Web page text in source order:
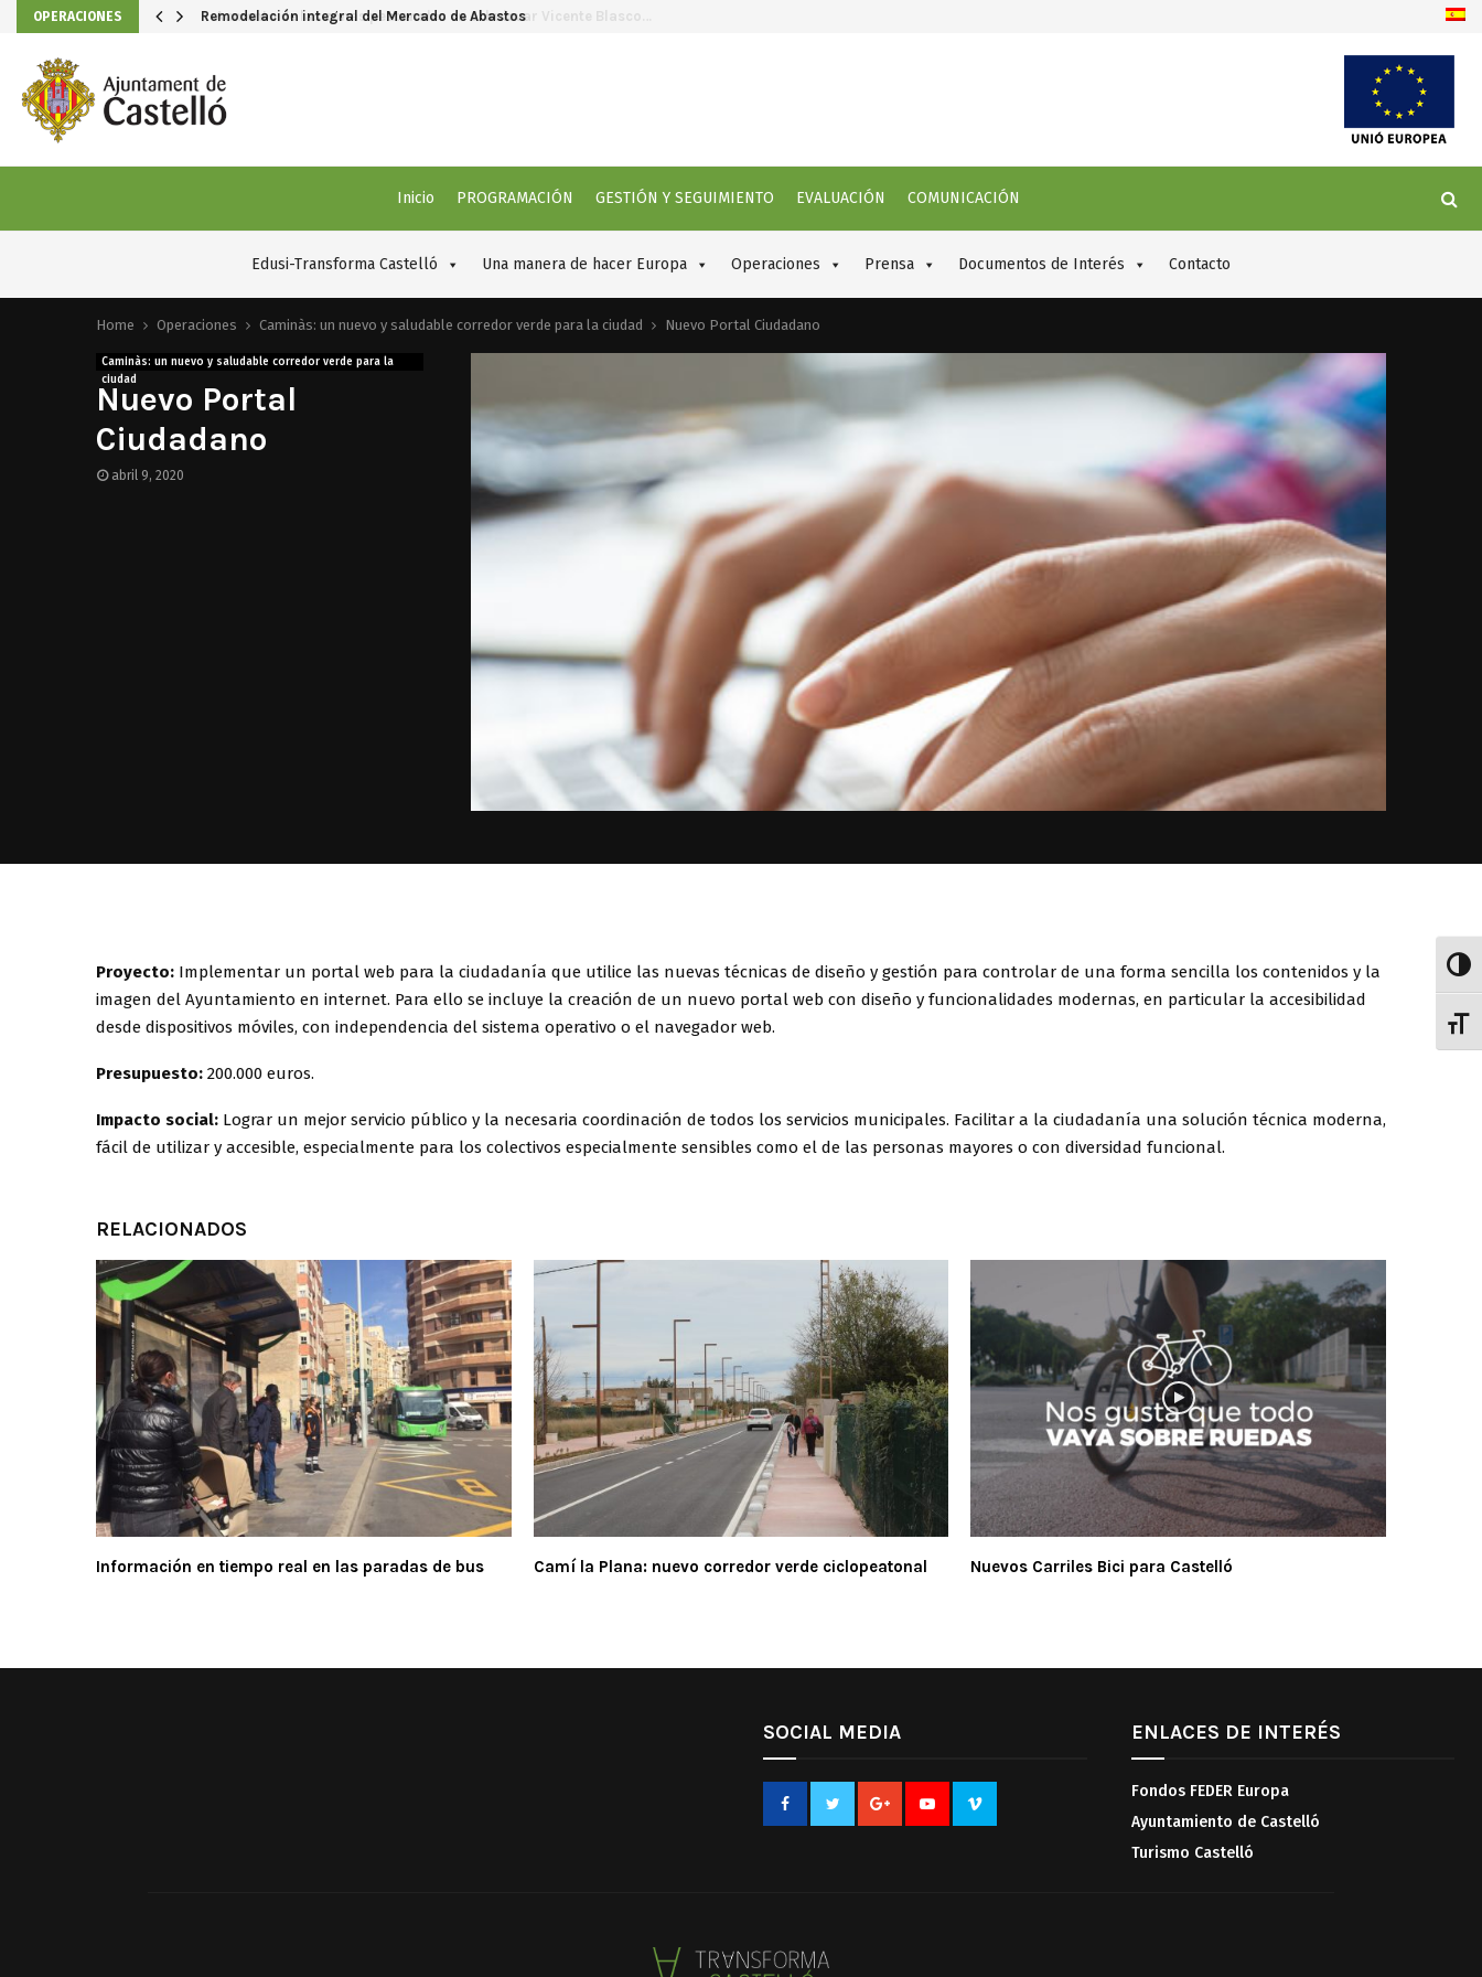
OPERACIONES Remodelación integral del Mercado de Abastos
Inicio PROGRAMACIÓN GESTIÓN Y SEGUIMIENTO EVALUACIÓN COMUNICACIÓN
Edusi-Transforma Castelló Una manera de hacer Europa Operaciones Prensa Documentos de Interés Contacto
Home Operaciones Caminàs: un nuevo y saludable corredor verde para la ciudad Nuevo Portal Ciudadano
Caminàs: un nuevo y saludable corredor verde para la
ciudad
Nuevo Portal
Ciudadano
abril 9, 2020
Proyecto: Implementar un portal web para la ciudadanía que utilice las nuevas técnicas de diseño y gestión para controlar de una forma sencilla los contenidos y la
imagen del Ayuntamiento en internet. Para ello se incluye la creación de un nuevo portal web con diseño y funcionalidades modernas, en particular la accesibilidad
desde dispositivos móviles, con independencia del sistema operativo o el navegador web.
Presupuesto: 200.000 euros.
Impacto social: Lograr un mejor servicio público y la necesaria coordinación de todos los servicios municipales. Facilitar a la ciudadanía una solución técnica moderna,
fácil de utilizar y accesible, especialmente para los colectivos especialmente sensibles como el de las personas mayores o con diversidad funcional.
RELACIONADOS
Información en tiempo real en las paradas de bus Camí la Plana: nuevo corredor verde ciclopeatonal Nuevos Carriles Bici para Castelló
SOCIAL MEDIA ENLACES DE INTERÉS
Fondos FEDER Europa
Ayuntamiento de Castelló
Turismo Castelló